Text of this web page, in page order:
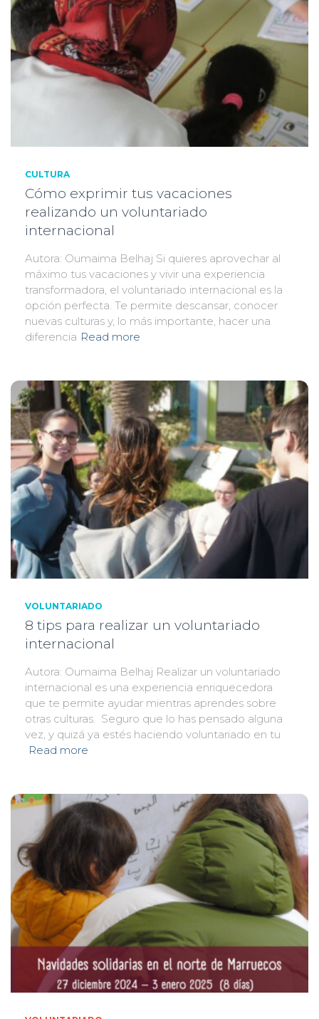
CULTURA
Cómo exprimir tus vacaciones
realizando un voluntariado
internacional
Autora: Oumaima Belhaj Si quieres aprovechar al
máximo tus vacaciones y vivir una experiencia
transformadora, el voluntariado internacional es la
opción perfecta. Te permite descansar, conocer
nuevas culturas y, lo más importante, hacer una
diferencia Read more
VOLUNTARIADO
8 tips para realizar un voluntariado
internacional
Autora: Oumaima Belhaj Realizar un voluntariado
internacional es una experiencia enriquecedora
que te permite ayudar mientras aprendes sobre
otras culturas. Seguro que lo has pensado alguna
vez, y quizá ya estés haciendo voluntariado en tu
Read more